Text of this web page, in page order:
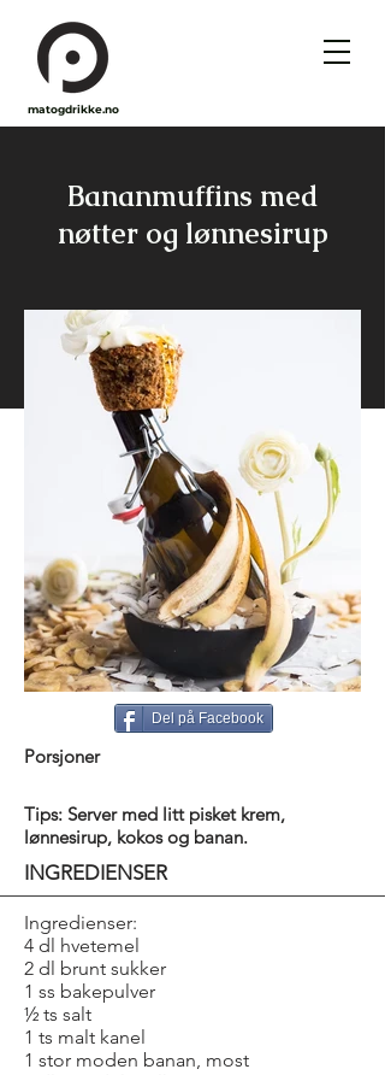
matogdrikke.no
Bananmuffins med
nøtter og lønnesirup
Del på Facebook
Porsjoner
Tips: Server med litt pisket krem,
lønnesirup, kokos og banan.
INGREDIENSER
Ingredienser:
4 dl hvetemel
2 dl brunt sukker
1 ss bakepulver
½ ts salt
1 ts malt kanel
1 stor moden banan, most